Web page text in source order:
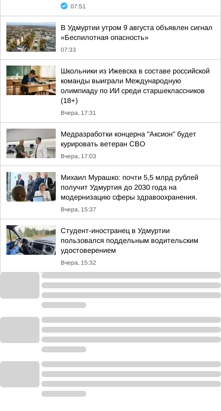
07:51
В Удмуртии утром 9 августа объявлен сигнал
«Беспилотная опасность»
07:33
Школьники из Ижевска в составе российской
команды выиграли Международную
олимпиаду по ИИ среди старшеклассников
(18+)
Вчера, 17:31
Медразработки концерна "Аксион" будет
курировать ветеран СВО
Вчера, 17:03
Михаил Мурашко: почти 5,5 млрд рублей
получит Удмуртия до 2030 года на
модернизацию сферы здравоохранения.
Вчера, 15:37
Студент-иностранец в Удмуртии
пользовался поддельным водительским
удостоверением
Вчера, 15:32